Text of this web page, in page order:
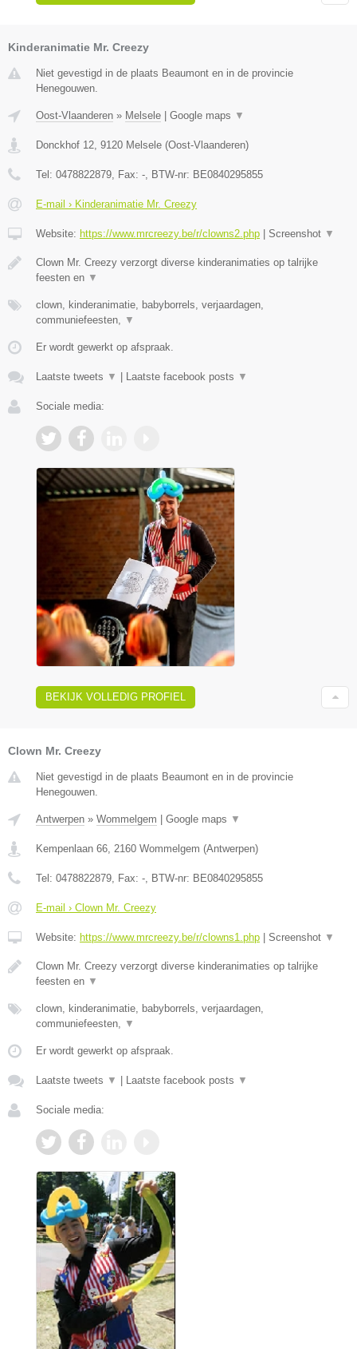
Kinderanimatie Mr. Creezy
Niet gevestigd in de plaats Beaumont en in de provincie
Henegouwen.
Oost-Vlaanderen » Melsele Google maps ▼
Donckhof 12, 9120 Melsele (Oost-Vlaanderen)
Tel: 0478822879, Fax: -, BTW-nr: BE0840295855
E-mail › Kinderanimatie Mr. Creezy
Website: https://www.mrcreezy.be/r/clowns2.php Screenshot ▼
Clown Mr. Creezy verzorgt diverse kinderanimaties op talrijke
feesten en ▼
clown, kinderanimatie, babyborrels, verjaardagen,
communiefeesten, ▼
Er wordt gewerkt op afspraak.
Laatste tweets ▼ Laatste facebook posts ▼
Sociale media:
BEKIJK VOLLEDIG PROFIEL
Clown Mr. Creezy
Niet gevestigd in de plaats Beaumont en in de provincie
Henegouwen.
Antwerpen » Wommelgem Google maps ▼
Kempenlaan 66, 2160 Wommelgem (Antwerpen)
Tel: 0478822879, Fax: -, BTW-nr: BE0840295855
E-mail › Clown Mr. Creezy
Website: https://www.mrcreezy.be/r/clowns1.php Screenshot ▼
Clown Mr. Creezy verzorgt diverse kinderanimaties op talrijke
feesten en ▼
clown, kinderanimatie, babyborrels, verjaardagen,
communiefeesten, ▼
Er wordt gewerkt op afspraak.
Laatste tweets ▼ Laatste facebook posts ▼
Sociale media: